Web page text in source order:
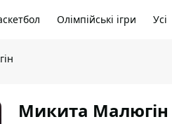
Олімпійські ігри
Микита Малюгін